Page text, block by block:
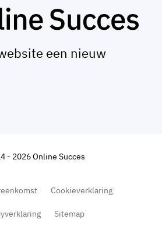
een nieuw
- 2026 Online Succes
Cookieverklaring
Sitemap